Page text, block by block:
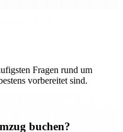
Fragen rund um
vorbereitet sind.
buchen?